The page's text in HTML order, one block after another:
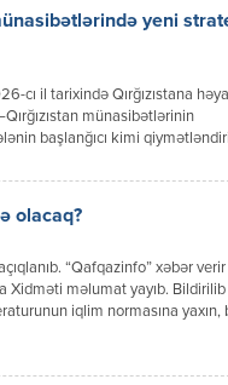
yeni
cı il tarixində Qırğızıstana
münasibətlərinin
başlanğıcı kimi
siyasi mesajlar göstərir ki,
əzmindədir. Prezident İlham
olacaq?
“Qafqazinfo” xəbər
Xidməti məlumat yayıb.
iqlim normasına yaxın,
əsasən yağmursuz